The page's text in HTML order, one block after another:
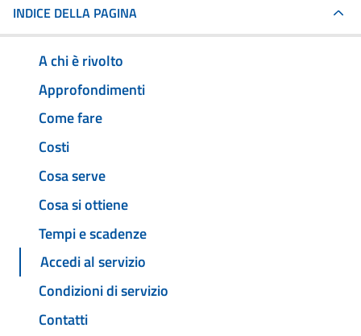
INDICE DELLA PAGINA
A chi è rivolto
Approfondimenti
Come fare
Costi
Cosa serve
Cosa si ottiene
Tempi e scadenze
Accedi al servizio
Condizioni di servizio
Contatti